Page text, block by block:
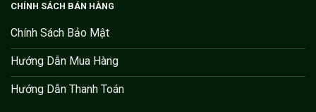
CHÍNH SÁCH BÁN HÀNG
Chính Sách Bảo Mật
Hướng Dẫn Mua Hàng
Hướng Dẫn Thanh Toán